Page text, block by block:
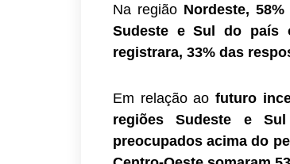
Na região Nordeste,
Sudeste e Sul do país
registrara, 33% das
Em relação ao futuro
regiões Sudeste e Sul
preocupados acima do